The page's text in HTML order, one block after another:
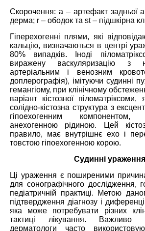
Скорочення: а – артефакт задньої
дерма; r – ободок та st – підшкірна
Гіперехогенні плями, які
кальцію, визначаються в центрі
80% випадків. Іноді
виражену васкуляризацію з
артеріальним і венозним
доплерографія), імітуючи судинні
гемангіому, при клінічному
варіант кістозної
солідно-кістозна структура з
гіпоехогенним
анехогенною рідиною. Цей
правило, має внутрішнє ехо і
товстою гіпоехогенною корою.
Судинні ураження
Ці ураження є поширеними
для cонографічного дослідження,
педіатричній практиці. Метою
підтвердження діагнозу і
яка може потребувати різних
тактиці лікування. Важливо
дерматологи часто